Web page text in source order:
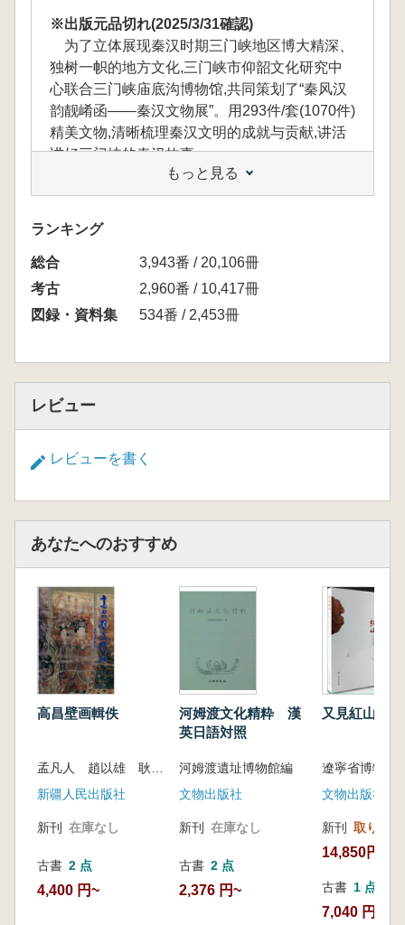
※出版元品切れ(2025/3/31確認)
为了立体展现秦汉时期三门峡地区博大精深、
独树一帜的地方文化,三门峡市仰韶文化研究中
心联合三门峡庙底沟博物馆,共同策划了“秦风汉
韵靓崤函——秦汉文物展”。用293件/套(1070件)
精美文物,清晰梳理秦汉文明的成就与贡献,讲活
讲好三门峡的秦汉故事。
本书依托在三门峡举办的“秦风汉韵靓崤函
——秦汉文物展”,精选展览典型器物,对展览结构
和内容进行适当调整编写而成。以考古出土的秦
汉文物为基础,结合文献资料,突出“三门峡”这一核
心要义。主体内容分为“锁钥雄关崤函风云”“人间
烟火弘农风格”“汉风飞扬长乐未央”等部分,展示
精美照片、图片340余幅,勾勒出具有浓厚地域特
点的秦汉发展脉络,向社会展现三门峡这座城市
かつ独自の地方文化を立体的に表現するため、
博物館と連携し、共同で『秦風漢韻靚崤函――
秦漢文物展』を企画しました。293品/セット
(計1,070品)の精巧な文物を用い、秦漢文明の業
績とその貢献を明確に整理するとともに、三門
峡に伝わる秦漢の物語を生き生きと伝えます。
本書は、三門峡で開催された『秦風漢韻靚崤
函――秦漢文物展』に基づき、展示の代表的な
器物を厳選し、展示構成と内容を適切に再構成
して編集されています。考古学的に出土した秦
漢文物を基盤とし、豊富な文献資料と組み合わ
せることで、「三門峡」という核となるテーマ
を際立たせました。本文は、『鎖鍵雄関崤函風
雲』、『人間煙火弘農風格』、『漢風飛揚長楽
写真や画像とともに、地域に根ざした秦漢時代
の発展の軌跡を描出し、三門峡という都市の歴
史文化的側面を社会に伝えるとともに、各界の
人々が秦漢の風情と、当時の壮大な歴史の波瀾
を感じ取ることができる内容となっています。
もっと見る
ランキング
総合
3,943番 / 20,106冊
考古
2,960番 / 10,417冊
図録・資料集
534番 / 2,453冊
レビュー
レビューを書く
あなたへのおすすめ
高昌壁画輯佚
孟凡人 趙以雄 耿玉琨 編絵 吐魯番地区文物中心 主編
新疆人民出版社
新刊 在庫なし
古書 2 点
4,400 円~
河姆渡文化精粋 漢
英日語対照
河姆渡遺址博物館編
文物出版社
新刊 在庫なし
古書 2 点
2,376 円~
又見紅山
文物出版社
新刊 取り寄せ
14,850円
古書 1 点
7,040 円